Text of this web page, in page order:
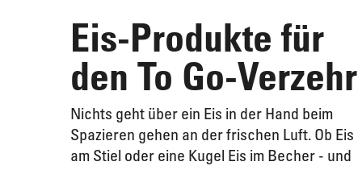
Offeneis
Rundkuchen & Plattenkuchen
Eis-Produkte für
den To Go-Verzehr
Nichts geht über ein Eis in der Hand beim
Spazieren gehen an der frischen Luft. Ob Eis
am Stiel oder eine Kugel Eis im Becher - und